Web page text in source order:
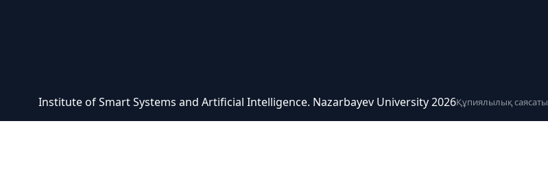
Institute of Smart Systems and Artificial Intelligence. Nazarbayev University 2026Құпиялылық саясаты